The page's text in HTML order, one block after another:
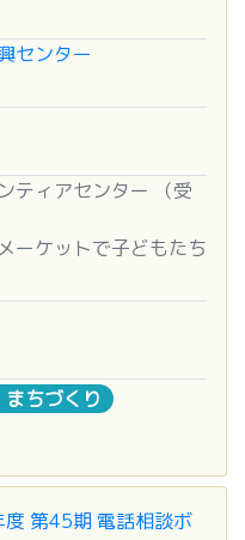
当あり
ター
－１
００
時まで）
センター
ィアセンター （受
ーケットで子どもたち
物が難しいお子さん
～11：00
まちづくり
度 第45期 電話相談ボ